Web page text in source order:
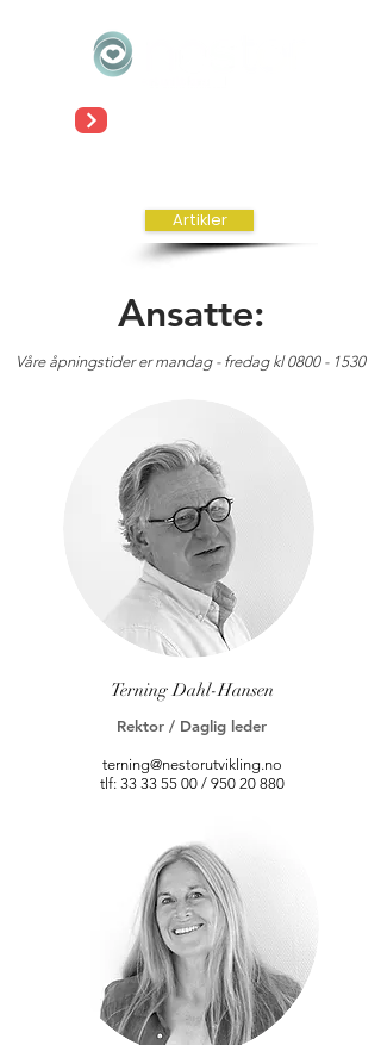
Artikler
Ansatte:
Våre åpningstider er mandag - fredag kl0800 - 1530
Terning Dahl-Hansen
Rektor / Daglig leder
terning@nestorutvikling.no
tlf: 33 33 55 00/ 950 20 880